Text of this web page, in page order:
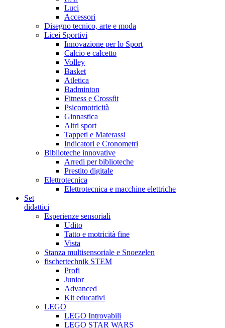
Luci
Accessori
Disegno tecnico, arte e moda
Licei Sportivi
Innovazione per lo Sport
Calcio e calcetto
Volley
Basket
Atletica
Badminton
Fitness e Crossfit
Psicomotricità
Ginnastica
Altri sport
Tappeti e Materassi
Indicatori e Cronometri
Biblioteche innovative
Arredi per biblioteche
Prestito digitale
Elettrotecnica
Elettrotecnica e macchine elettriche
Set
didattici
Esperienze sensoriali
Udito
Tatto e motricità fine
Vista
Stanza multisensoriale e Snoezelen
fischertechnik STEM
Profi
Junior
Advanced
Kit educativi
LEGO
LEGO Introvabili
LEGO STAR WARS